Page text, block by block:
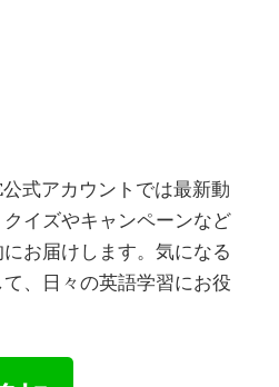
式アカウントでは最新動
イズやキャンペーンなど
お届けします。気になる
、日々の英語学習にお役